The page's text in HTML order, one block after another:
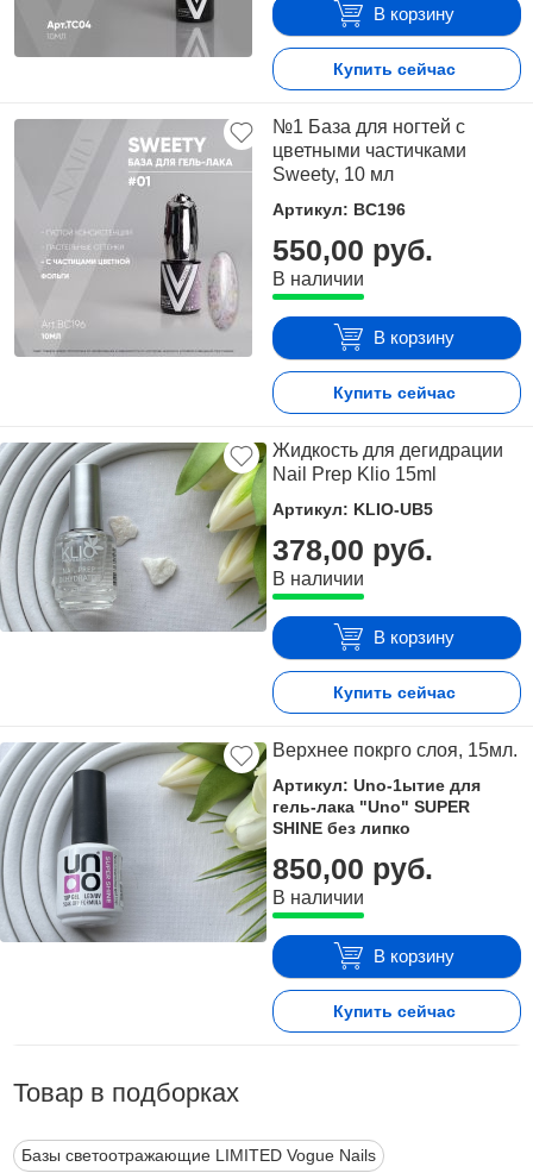
В корзину
Купить сейчас
№1 База для ногтей с
цветными частичками
Sweety, 10 мл
Артикул: BC196
550,00 руб.
В наличии
В корзину
Купить сейчас
Жидкость для дегидрации
Nail Prep Klio 15ml
Артикул: KLIO-UB5
378,00 руб.
В наличии
В корзину
Купить сейчас
Верхнее покрго слоя, 15мл.
Артикул: Uno-1ытие для
гель-лака "Uno" SUPER
SHINE без липко
850,00 руб.
В наличии
В корзину
Купить сейчас
Товар в подборках
Базы светоотражающие LIMITED Vogue Nails